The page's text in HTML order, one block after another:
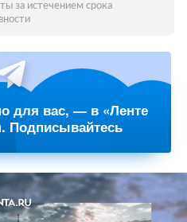
за истечением срока
для вас, — в «Ленте
Подписывайтесь